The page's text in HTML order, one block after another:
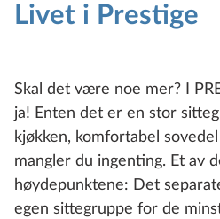
Livet i Prestige
Skal det være noe mer? I
ja! Enten det er en stor
kjøkken, komfortabel
mangler du ingenting. Et av
høydepunktene: Det
egen sittegruppe for de